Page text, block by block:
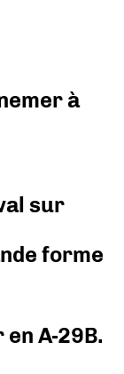
à
sur
forme
en A-29B.